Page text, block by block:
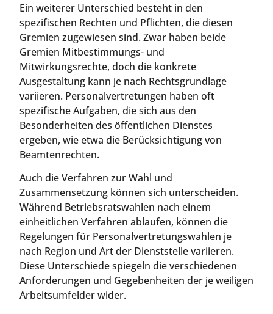
Ein weiterer Unterschied besteht in den
spezifischen Rechten und Pflichten, die diesen
Gremien zugewiesen sind. Zwar haben beide
Gremien Mitbestimmungs- und
Mitwirkungsrechte, doch die konkrete
Ausgestaltung kann je nach Rechtsgrundlage
variieren. Personalvertretungen haben oft
spezifische Aufgaben, die sich aus den
Besonderheiten des öffentlichen Dienstes
ergeben, wie etwa die Berücksichtigung von
Beamtenrechten.
Auch die Verfahren zur Wahl und
Zusammensetzung können sich unterscheiden.
Während Betriebsratswahlen nach einem
einheitlichen Verfahren ablaufen, können die
Regelungen für Personalvertretungswahlen je
nach Region und Art der Dienststelle variieren.
Diese Unterschiede spiegeln die verschiedenen
Anforderungen und Gegebenheiten der je weiligen
Arbeitsumfelder wider.